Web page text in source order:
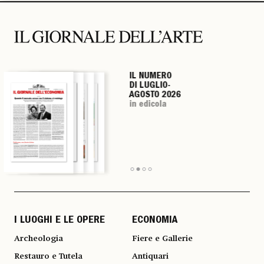
IL NUMERO
DI LUGLIO-
AGOSTO 2026
in edicola
IL NUMERO
DI LUGLIO-
AGOSTO 2026
in edicola
IL NUMERO
DI LUGLIO-
AGOSTO 2026
in edicola
IL NUMERO
DI LUGLIO-
AGOSTO 2026
in edicola
I LUOGHI E LE OPERE
Archeologia
Restauro e Tutela
ECONOMIA
Fiere e Gallerie
Antiquari